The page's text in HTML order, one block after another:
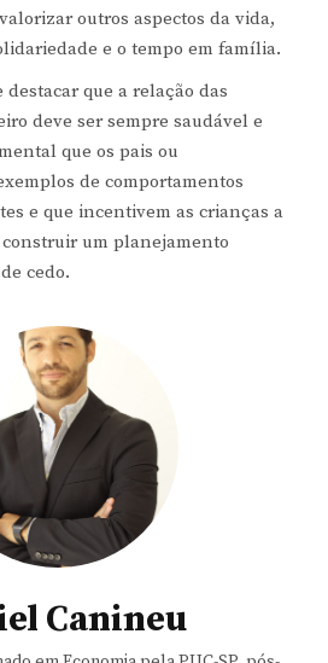
outros aspectos da vida,
e o tempo em família.
que a relação das
deve ser sempre saudável e
que os pais ou
de comportamentos
e que incentivem as crianças a
um planejamento
cedo.
Canineu